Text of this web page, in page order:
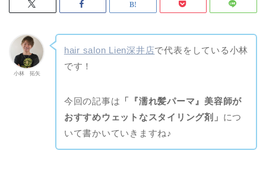
小林 拓矢
hair salon Lien深井店で代表をしている小林
です！
今回の記事は 「『濡れ髪パーマ』美容師が
おすすめウェットなスタイリング剤」 につ
いて書かいていきますね♪